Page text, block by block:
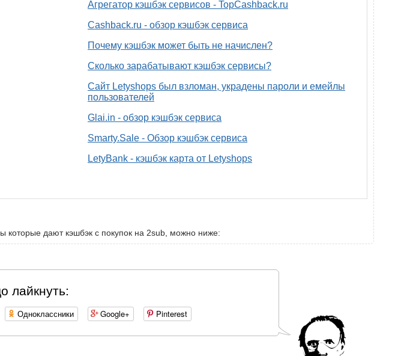
Агрегатор кэшбэк сервисов - TopCashback.ru
Cashback.ru - обзор кэшбэк сервиса
Почему кэшбэк может быть не начислен?
Сколько зарабатывают кэшбэк сервисы?
Сайт Letyshops был взломан, украдены пароли и емейлы
пользователей
Glai.in - обзор кэшбэк сервиса
Smarty.Sale - Обзор кэшбэк сервиса
LetyBank - кэшбэк карта от Letyshops
которые дают кэшбэк с покупок на 2sub, можно ниже:
лайкнуть:
Одноклассники Google+ Pinterest